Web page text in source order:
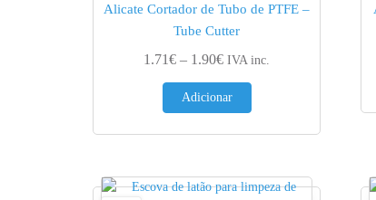
Alicate Cortador de Tubo de PTFE –
Tube Cutter
1.71€ – 1.90€Price range: 1.71€ through
IVA inc.
Adicionar